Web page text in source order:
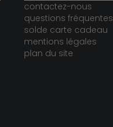
contactez-nous
questions fréquentes
solde carte cadeau
mentions légales
plan du site